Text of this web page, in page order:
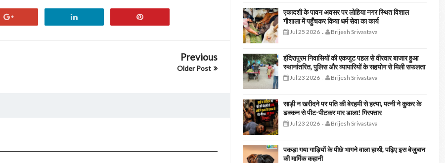
Previous
Older Post
एकादशी के पावन अवसर पर लोहिया नगर स्थित विशाल
गौशाला में पहुँचकर किया धर्म सेवा का कार्य
Jul 25 2026- Brijesh Srivastava
इंदिरापुरम निवासियों की एकजुट पहल से वीरवार बाजार हुआ
स्थानांतरित, पुलिस और व्यापारियों के सहयोग से मिली सफलता
Jul 23 2026- Brijesh Srivastava
साड़ी न खरीदने पर पति की बेरहमी से हत्या, पत्नी ने कुकर के
ढक्कन से पीट-पीटकर मार डाला! गिरफ्तार
Jul 23 2026- Brijesh Srivastava
पकड़ा गया गाड़ियों के पीछे भागने वाला हाथी, पढ़िए इस बेज़ुबान
की मार्मिक कहानी